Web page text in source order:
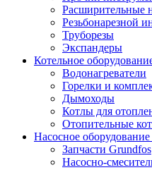
Расширительные
Резьбонарезной
Труборезы
Экспандеры
Котельное
Водонагреватели
Горелки и
Дымоходы
Котлы для
Отопительные
Насосное
Запчасти Grundfos
Насосно-